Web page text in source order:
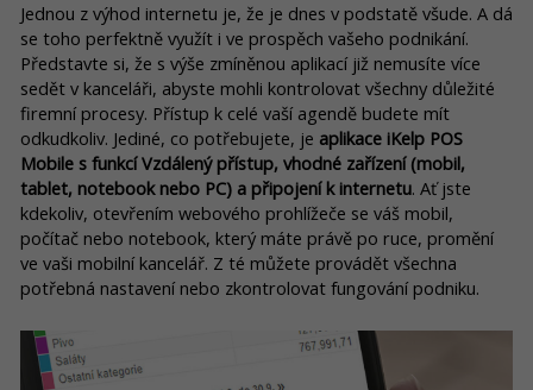
Jednou z výhod internetu je, že je dnes v podstatě všude. A dá
se toho perfektně využít i ve prospěch vašeho podnikání.
Představte si, že s výše zmíněnou aplikací již nemusíte více
sedět v kanceláři, abyste mohli kontrolovat všechny důležité
firemní procesy. Přístup k celé vaší agendě budete mít
odkudkoliv. Jediné, co potřebujete, je aplikace iKelp POS
Mobile s funkcí Vzdálený přístup, vhodné zařízení (mobil,
tablet, notebook nebo PC) a připojení k internetu. Ať jste
kdekoliv, otevřením webového prohlížeče se váš mobil,
počítač nebo notebook, který máte právě po ruce, promění
ve vaši mobilní kancelář. Z té můžete provádět všechna
potřebná nastavení nebo zkontrolovat fungování podniku.